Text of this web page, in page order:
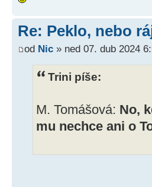
Re: Peklo, nebo
od Nic » ned 07. dub 2024
Trini píše:
M. Tomášová: No,
mu nechce ani o